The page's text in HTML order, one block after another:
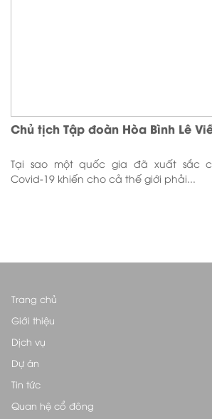
Chủ tịch Tập đoàn Hòa Bình Lê
Tại sao một quốc gia đã xuất sắc
Covid-19 khiến cho cả thế giới phải...
Trang chủ
Giới thiệu
Dịch vụ
Dự án
Tin tức
Quan hệ cổ đông